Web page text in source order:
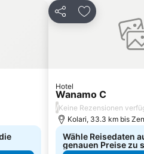
Teilen Zu Favoriten
Hotel
Wanamo C
/Keine Rezensionen
Kolari, 33.3 km bis
Wähle Reisedaten
genauen Preise zu